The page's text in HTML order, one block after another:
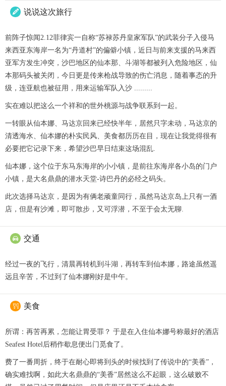
 说说这次旅行
前阵子惊闻2.12菲律宾一自称“苏禄苏丹皇家军队”的武装分子入侵马
来西亚东海岸一名为“丹道村”的偏僻小镇，近日与前来支援的马来西
亚军方发生冲突，沙巴地区的仙本那、斗湖等都被列入危险地区，仙
本那码头被关闭，今日更是传来枪战导致的伤亡消息，随着事态的升
级，连亚航也被征用，用来运输军队入沙 .........
实在难以把这么一个祥和的世外桃源与战争联系到一起。
一转眼从仙本娜、马达京回来已经快半年，居然只字未动，马达京的
清透海水、仙本娜的朴实民风、美食都历历在目，现在让我觉得很有
必要把它记录下来，希望沙巴早日结束这场混乱.
仙本娜，这个位于东马东海岸的小小镇，是前往东海岸各小岛的门户
小镇，是大名鼎鼎的潜水天堂-诗巴丹的必经之码头。
此次选择马达京，是因为有俩老顽童同行，虽然马达京岛上只有一酒
店，但是有沙滩，即可散步，又可浮潜，不至于会太无聊.
 交通
经过一夜的飞行，清晨再转机到斗湖，再转车到仙本娜，路途虽然遥
远且辛苦，不过到了仙本娜刚好是中午。
 美食
所谓：再苦再累，怎能让胃受罪？ 于是在入住仙本娜号称最好的酒店
Seafest Hotel后稍作歇息便出门觅食了。
费了一番周折，终于在耐心即将到头的时候找到了传说中的“美香”，
确实难找啊，如此大名鼎鼎的“美香”居然这么不起眼，这么破败不